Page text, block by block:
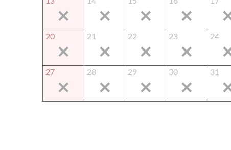
20 21 22 23 24
27 28 29 30 31